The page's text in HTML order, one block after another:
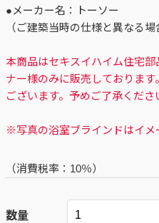
●メーカー名：トーソー
（ご建築当時の仕様と異なる場
本商品はセキスイハイム住宅
ナー様のみに販売しておりま
ございます。予めご了承くださ
※写真の浴室ブラインドはイメ
（消費税率： 10％）
数量